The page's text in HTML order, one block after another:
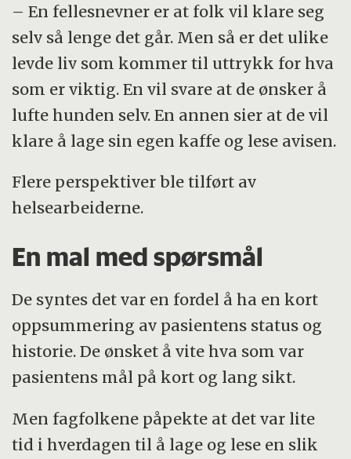
– En fellesnevner er at folk vil klare seg
selv så lenge det går. Men så er det ulike
levde liv som kommer til uttrykk for hva
som er viktig. En vil svare at de ønsker å
lufte hunden selv. En annen sier at de vil
klare å lage sin egen kaffe og lese avisen.
Flere perspektiver ble tilført av
helsearbeiderne.
En mal med spørsmål
De syntes det var en fordel å ha en kort
oppsummering av pasientens status og
historie. De ønsket å vite hva som var
pasientens mål på kort og lang sikt.
Men fagfolkene påpekte at det var lite
tid i hverdagen til å lage og lese en slik